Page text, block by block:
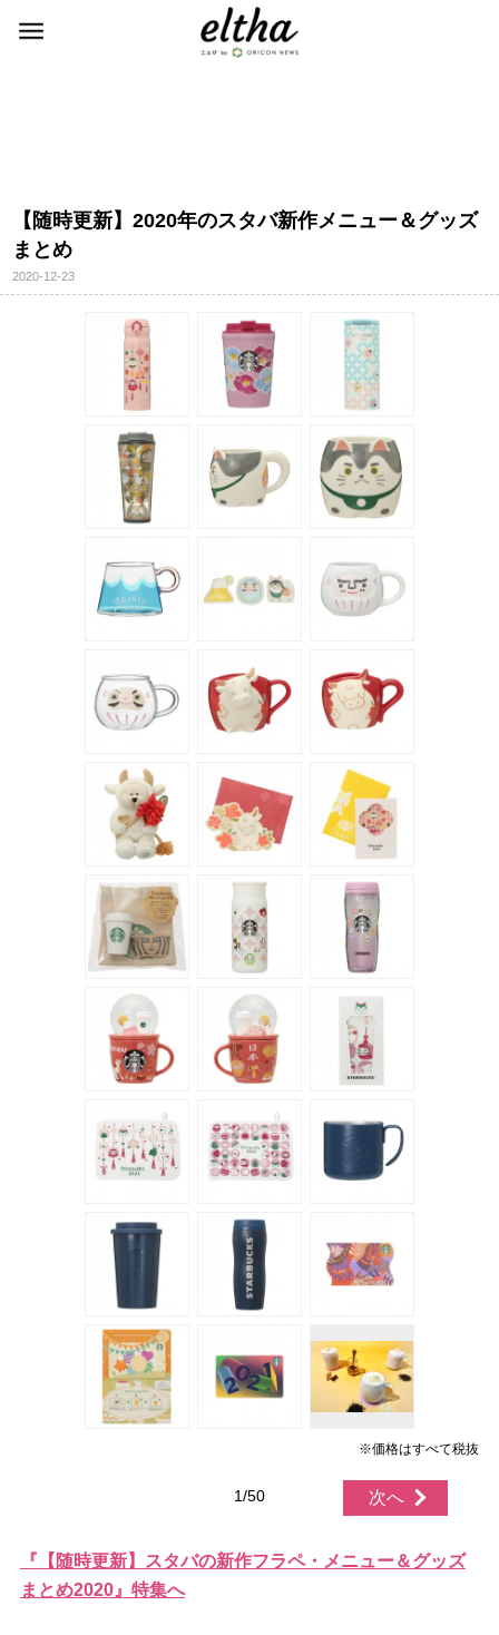
【随時更新】2020年のスタバ新作メニュー＆グッズ
まとめ
2020-12-23
※価格はすべて税抜
次へ
1/50
『【随時更新】スタバの新作フラペ・メニュー＆グッズ
まとめ2020』特集へ